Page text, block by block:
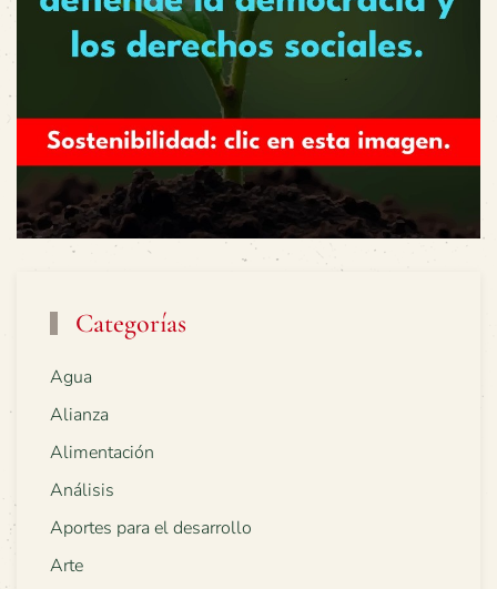
Categorías
Agua
Alianza
Alimentación
Análisis
Aportes para el desarrollo
Arte